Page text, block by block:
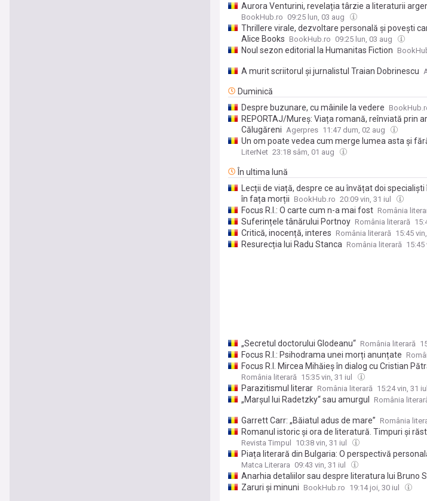
Aurora Venturini, revelația târzie a literaturii
Ernaux și Ahmet Altan – noutăți Anansi. World
BookHub.ro 09:25 lun, 03 aug
Thrillere virale, dezvoltare personală și povești
Alice Books BookHub.ro 09:25 lun, 03 aug
Noul sezon editorial la Humanitas Fiction
A murit scriitorul și jurnalistul Traian Dobrinescu
Duminică
Despre buzunare, cu mâinile la vedere
REPORTAJ/Mureș: Viața romană, reînviată prin
Călugăreni Agerpres 11:47 dum, 02 aug
Un om poate vedea cum merge lumea asta și
LiterNet 23:18 sâm, 01 aug
În ultima lună
Lecții de viață, despre ce au învățat doi
în fața morții BookHub.ro 20:09 vin, 31 iul
Focus R.l.: O carte cum n-a mai fost România
Suferințele tânărului Portnoy România literară
Critică, inocență, interes România literară 15:45
Resurecția lui Radu Stanca România literară 15:45
„Secretul doctorului Glodeanu“ România literară
Focus R.l.: Psihodrama unei morți anunțate
Focus R.l. Mircea Mihăieș în dialog cu Cristian
România literară 15:35 vin, 31 iul
Parazitismul literar România literară 15:24 vin, 31 iul
„Marşul lui Radetzky“ sau amurgul România
Garrett Carr: „Băiatul adus de mare” România
Romanul istoric și ora de literatură. Timpuri și
Revista Timpul 10:38 vin, 31 iul
Piața literară din Bulgaria: O perspectivă
Matca Literara 09:43 vin, 31 iul
Anarhia detaliilor sau despre literatura lui Bruno
Zaruri și minuni BookHub.ro 19:14 joi, 30 iul